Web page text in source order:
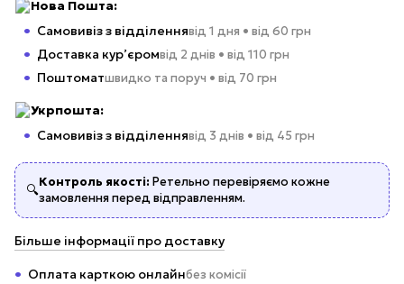
Нова Пошта:
Самовивіз з відділеннявід 1 дня • від 60 грн
Доставка кур’єромвід 2 днів • від 110 грн
Поштоматшвидко та поруч • від 70 грн
Укрпошта:
Самовивіз з відділеннявід 3 днів • від 45 грн
🔍
Контроль якості: Ретельно перевіряємо кожне
замовлення перед відправленням.
Більше інформації про доставку
Оплата карткою онлайнбез комісії